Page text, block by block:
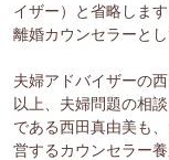
イザー）と省略しま
離婚カウンセラーと
夫婦アドバイザーの
以上、夫婦問題の相
である西田真由美も
営するカウンセラー